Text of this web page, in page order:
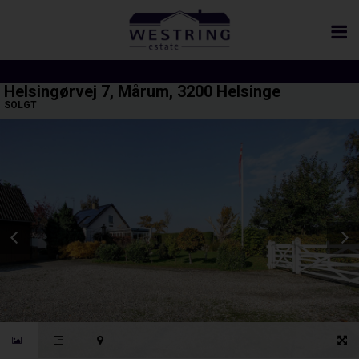
Helsingørvej 7, Mårum, 3200 Helsinge
SOLGT